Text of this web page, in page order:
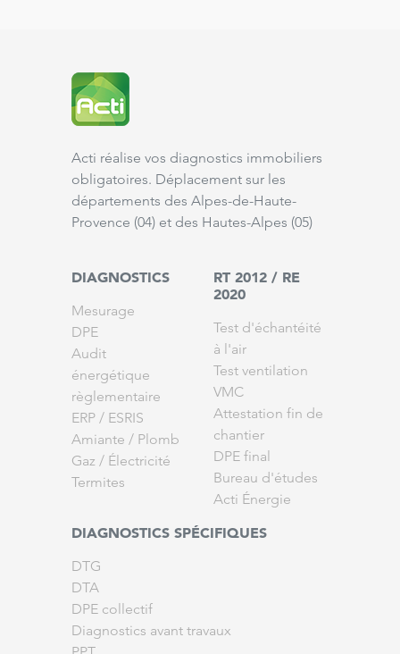
Acti réalise vos diagnostics immobiliers
obligatoires. Déplacement sur les
départements des Alpes-de-Haute-
Provence (04) et des Hautes-Alpes (05)
DIAGNOSTICS
Mesurage
DPE
Audit
énergétique
règlementaire
ERP / ESRIS
Amiante / Plomb
Gaz / Électricité
Termites
RT 2012 / RE
2020
Test d'échantéité
à l'air
Test ventilation
VMC
Attestation fin de
chantier
DPE final
Bureau d'études
Acti Énergie
DIAGNOSTICS SPÉCIFIQUES
DTG
DTA
DPE collectif
Diagnostics avant travaux